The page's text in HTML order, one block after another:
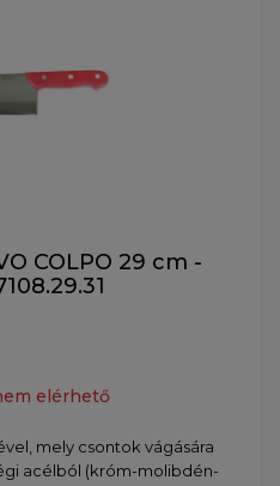
COLPO 29 cm -
elérhető
mely csontok vágására
acélból (króm-molibdén-